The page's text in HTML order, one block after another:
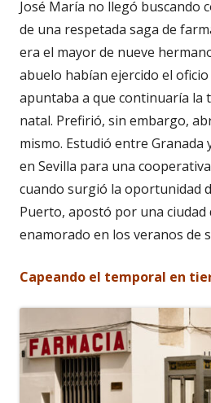
José María no llegó buscando
de una respetada saga de
era el mayor de nueve
abuelo habían ejercido el
apuntaba a que continuaría la
natal. Prefirió, sin embargo,
mismo. Estudió entre Granada
en Sevilla para una
cuando surgió la oportunidad
Puerto, apostó por una ciudad
enamorado en los veranos de
Capeando el temporal en